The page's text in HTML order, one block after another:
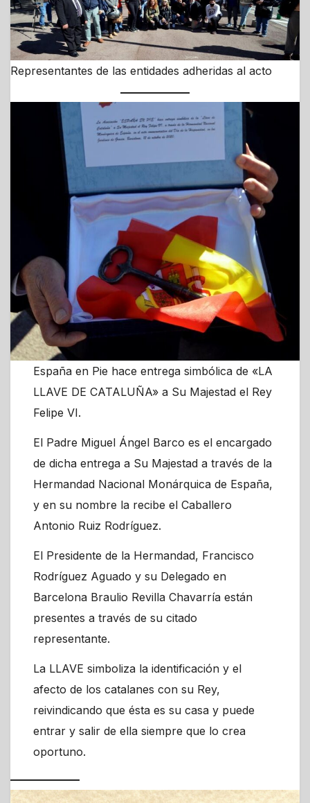
Representantes de las entidades adheridas al acto
España en Pie hace entrega simbólica de «LA
LLAVE DE CATALUÑA» a Su Majestad el Rey
Felipe VI.
El Padre Miguel Ángel Barco es el encargado
de dicha entrega a Su Majestad a través de la
Hermandad Nacional Monárquica de España,
y en su nombre la recibe el Caballero
Antonio Ruiz Rodríguez.
El Presidente de la Hermandad, Francisco
Rodríguez Aguado y su Delegado en
Barcelona Braulio Revilla Chavarría están
presentes a través de su citado
representante.
La LLAVE simboliza la identificación y el
afecto de los catalanes con su Rey,
reivindicando que ésta es su casa y puede
entrar y salir de ella siempre que lo crea
oportuno.